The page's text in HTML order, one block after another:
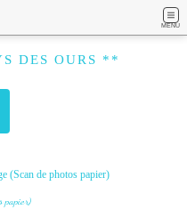
MENU
DES OURS **
(Scan de photos papier)